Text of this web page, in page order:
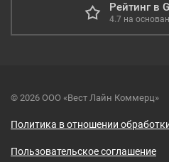
Рейтинг в
4.7 на
© 2026 ООО «Вест Лайн Коммерц»
Политика в отношении
Пользовательское соглашение